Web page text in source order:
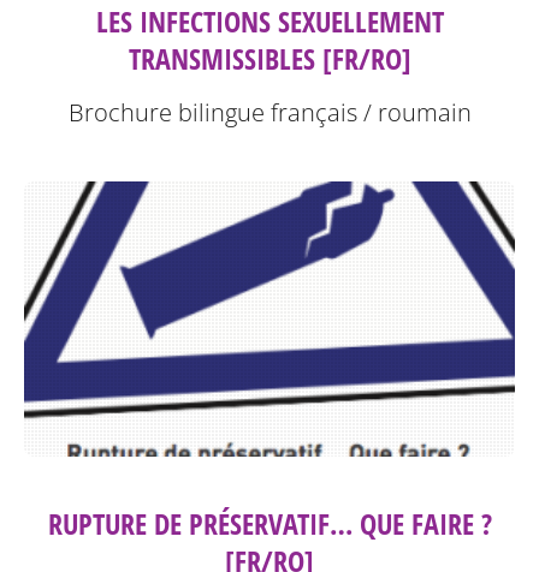
LES INFECTIONS SEXUELLEMENT
TRANSMISSIBLES [FR/RO]
Brochure bilingue français / roumain
RUPTURE DE PRÉSERVATIF… QUE FAIRE ?
[FR/RO]